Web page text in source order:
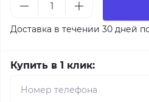
Доставка в течении 30 дней
Купить в 1 клик: